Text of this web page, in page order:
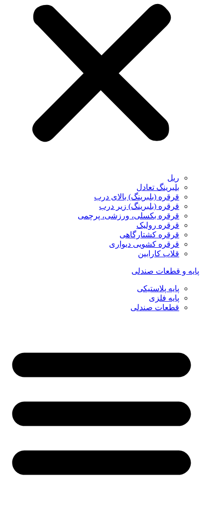
ریل
بلبرینگ تعادل
قرقره (بلبرینگ) بالای درب
قرقره (بلبرینگ) زیر درب
قرقره بکسلی، ورزشی، پرچمی
قرقره رولیک
قرقره کشتارگاهی
قرقره کشویی دیواری
قلاب کارابین
پایه و قطعات صندلی
پایه پلاستیکی
پایه فلزی
قطعات صندلی